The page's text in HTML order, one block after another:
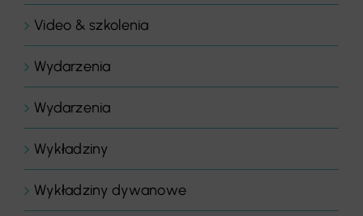
Video & szkolenia
Wydarzenia
Wydarzenia
Wykładziny
Wykładziny dywanowe